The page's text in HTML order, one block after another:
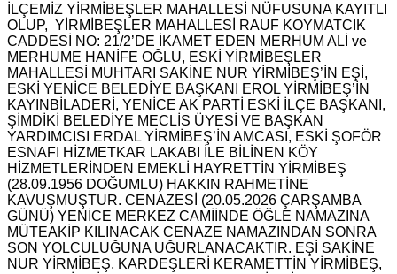
İLÇEMİZ YİRMİBEŞLER MAHALLESİ NÜFUSUNA KAYITLI
OLUP, YİRMİBEŞLER MAHALLESİ RAUF KOYMATCIK
CADDESİ NO: 21/2’DE İKAMET EDEN MERHUM ALİ ve
MERHUME HANİFE OĞLU, ESKİ YİRMİBEŞLER
MAHALLESİ MUHTARI SAKİNE NUR YİRMİBEŞ’İN EŞİ,
ESKİ YENİCE BELEDİYE BAŞKANI EROL YİRMİBEŞ’İN
KAYINBİLADERİ, YENİCE AK PARTİ ESKİ İLÇE BAŞKANI,
ŞİMDİKİ BELEDİYE MECLİS ÜYESİ VE BAŞKAN
YARDIMCISI ERDAL YİRMİBEŞ’İN AMCASI, ESKİ ŞOFÖR
ESNAFI HİZMETKAR LAKABI İLE BİLİNEN KÖY
HİZMETLERİNDEN EMEKLİ HAYRETTİN YİRMİBEŞ
(28.09.1956 DOĞUMLU) HAKKIN RAHMETİNE
KAVUŞMUŞTUR. CENAZESİ (20.05.2026 ÇARŞAMBA
GÜNÜ) YENİCE MERKEZ CAMİİNDE ÖĞLE NAMAZINA
MÜTEAKİP KILINACAK CENAZE NAMAZINDAN SONRA
SON YOLCULUĞUNA UĞURLANACAKTIR. EŞİ SAKİNE
NUR YİRMİBEŞ, KARDEŞLERİ KERAMETTİN YİRMİBEŞ,